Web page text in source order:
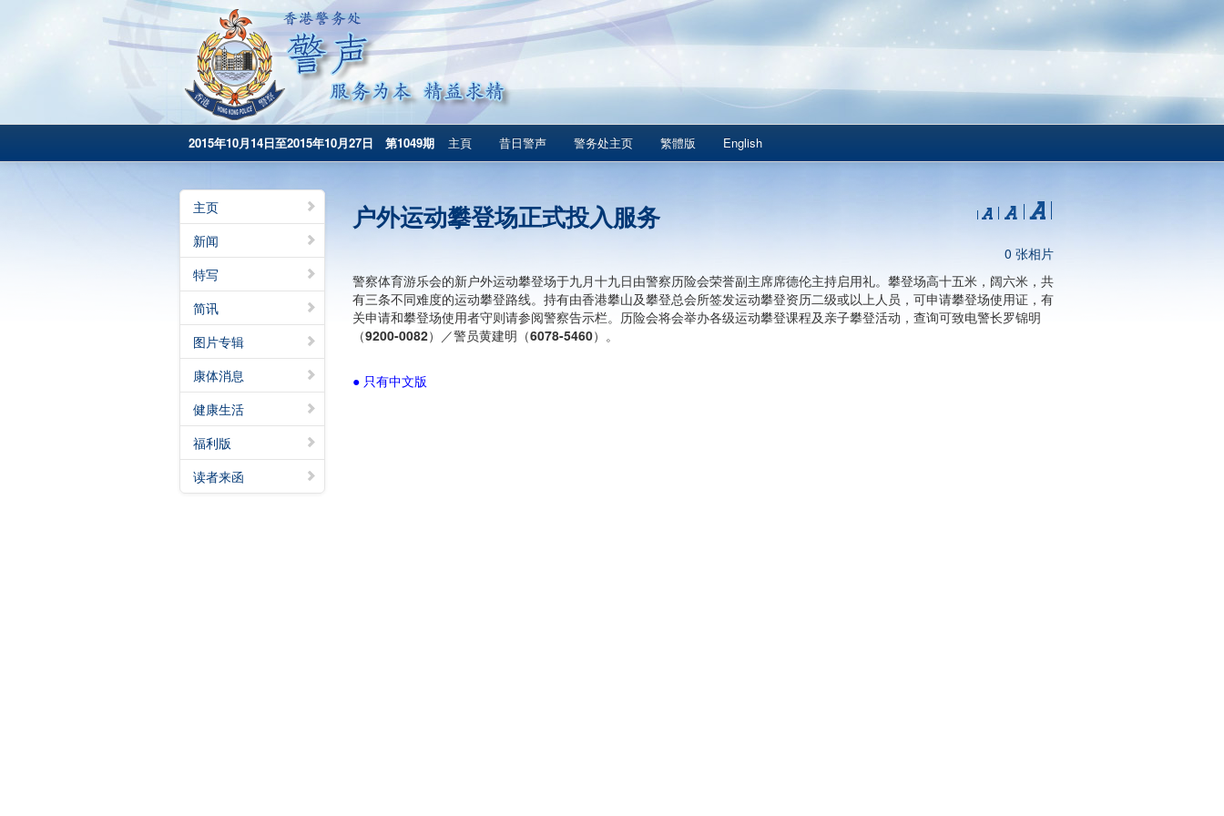
2015年10月14日至2015年10月27日 第1049期 主頁 昔日警声 警务处主页 繁體版 English
主页
新闻
特写
简讯
图片专辑
康体消息
健康生活
福利版
读者来函
户外运动攀登场正式投入服务
0 张相片
警察体育游乐会的新户外运动攀登场于九月十九日由警察历险会荣誉副主席席德伦主持启用礼。攀登场高十五米，阔六米，共
有三条不同难度的运动攀登路线。持有由香港攀山及攀登总会所签发运动攀登资历二级或以上人员，可申请攀登场使用证，有
关申请和攀登场使用者守则请参阅警察告示栏。历险会将会举办各级运动攀登课程及亲子攀登活动，查询可致电警长罗锦明
（9200-0082）／警员黄建明（6078-5460）。
● 只有中文版